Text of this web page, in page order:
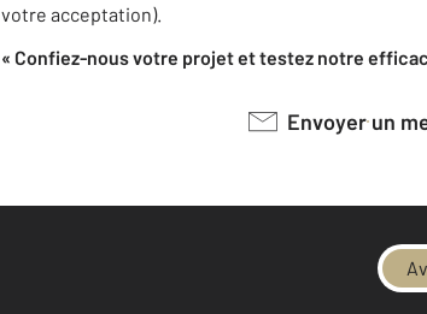
votre acceptation).
« Confiez-nous votre projet et testez notre
Envoyer un